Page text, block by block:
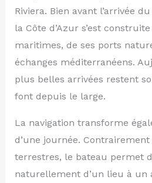
Riviera. Bien avant l’arrivée
la Côte d’Azur s’est
maritimes, de ses ports
échanges méditerranéens.
plus belles arrivées restent
font depuis le large.
La navigation transforme
d’une journée.
terrestres, le bateau permet
naturellement d’un lieu à un